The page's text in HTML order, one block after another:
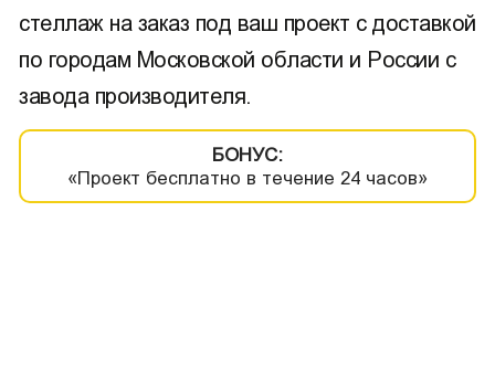
стеллаж на заказ под ваш проект с доставкой
по городам Московской области и России с
завода производителя.
БОНУС:
«Проект бесплатно в течение 24 часов»